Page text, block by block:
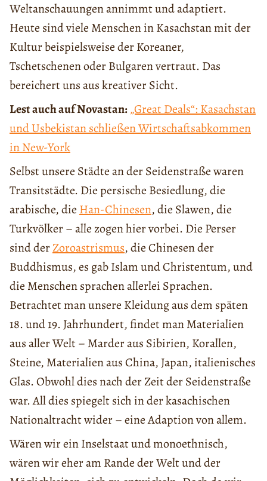
Weltanschauungen annimmt und adaptiert.
Heute sind viele Menschen in Kasachstan mit der
Kultur beispielsweise der Koreaner,
Tschetschenen oder Bulgaren vertraut. Das
bereichert uns aus kreativer Sicht.
Lest auch auf Novastan:„Great Deals“: Kasachstan
und Usbekistan schließen Wirtschaftsabkommen
in New-York
Selbst unsere Städte an der Seidenstraße waren
Transitstädte. Die persische Besiedlung, die
arabische, die Han-Chinesen, die Slawen, die
Turkvölker – alle zogen hier vorbei. Die Perser
sind derZoroastrismus, die Chinesen der
Buddhismus, es gab Islam und Christentum, und
die Menschen sprachen allerlei Sprachen.
Betrachtet man unsere Kleidung aus dem späten
18. und 19. Jahrhundert, findet man Materialien
aus aller Welt – Marder aus Sibirien, Korallen,
Steine, Materialien aus China, Japan, italienisches
Glas. Obwohl dies nach der Zeit der Seidenstraße
war. All dies spiegelt sich in der kasachischen
Nationaltracht wider – eine Adaption von allem.
Wären wir ein Inselstaat und monoethnisch,
wären wir eher am Rande der Welt und der